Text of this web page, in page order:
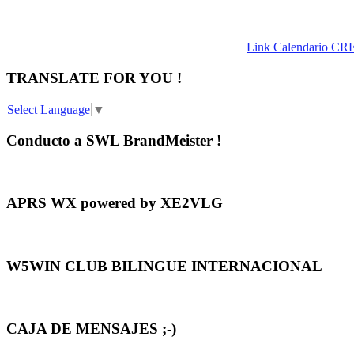
Link Calendario
TRANSLATE FOR YOU !
Select Language ▼
Conducto a SWL BrandMeister !
APRS WX powered by XE2VLG
W5WIN CLUB BILINGUE INTERNACIONAL
CAJA DE MENSAJES ;-)